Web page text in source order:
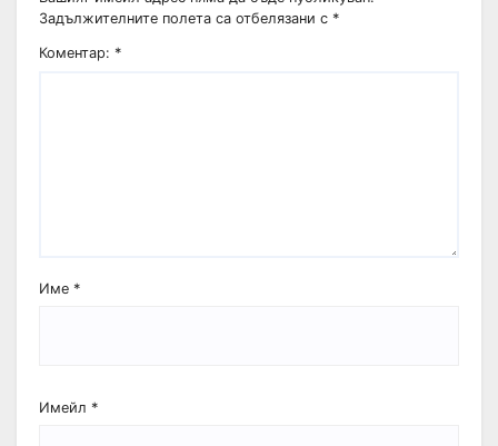
Задължителните полета са отбелязани с *
Коментар: *
Име *
Имейл *